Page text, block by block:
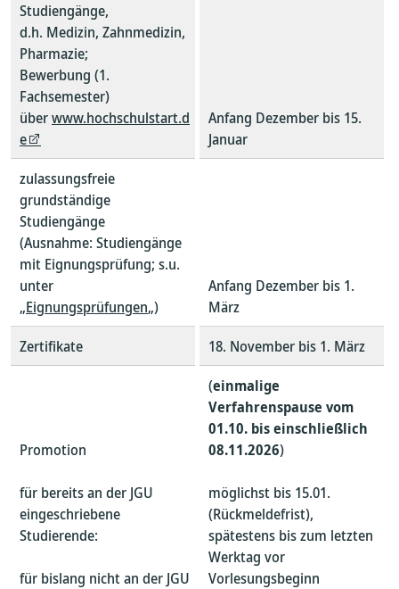
Studiengänge,
d.h. Medizin, Zahnmedizin,
Pharmazie;
Bewerbung (1.
Fachsemester)
überwww.hochschulstart.d
e
Anfang Dezember bis 15.
Januar
zulassungsfreie
grundständige
Studiengänge
(Ausnahme: Studiengänge
mit Eignungsprüfung; s.u.
unter
„Eignungsprüfungen„)
Anfang Dezember bis 1.
März
Zertifikate
18. November bis 1. März
Promotion
für bereits an der JGU
eingeschriebene
Studierende:
für bislang nicht an der JGU
(einmalige
Verfahrenspause vom
01.10. biseinschließlich
08.11.2026)
möglichst bis 15.01.
(Rückmeldefrist),
spätestens bis zum letzten
Werktag vor
Vorlesungsbeginn